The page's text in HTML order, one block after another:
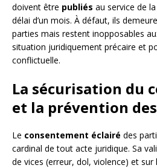
doivent être publiés au service de
délai d’un mois. À défaut, ils
parties mais restent inopposables
situation juridiquement précaire et
conflictuelle.
La sécurisation du
et la prévention
Le consentement éclairé des
cardinal de tout acte juridique. Sa
de vices (erreur, dol, violence) et